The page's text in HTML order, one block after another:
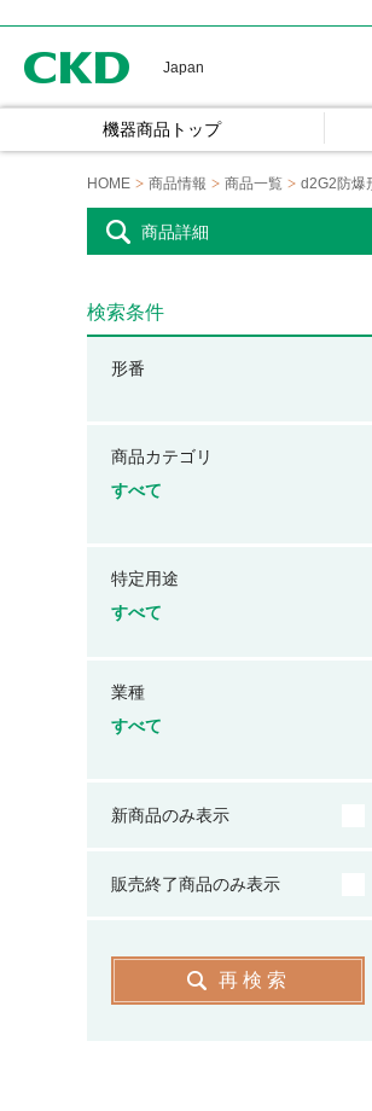
Japan
機器商品トップ
HOME 商品情報 商品一覧 d2G2防爆
商品詳細
検索条件
形番
商品カテゴリ
すべて
特定用途
すべて
業種
すべて
新商品のみ表示
販売終了商品のみ表示
再検索